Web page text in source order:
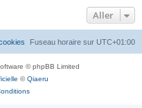
c
e
Aller
Fuseau horaire sur UTC+01:00
© phpBB Limited
©Qiaeru